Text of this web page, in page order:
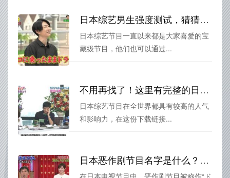
日本综艺男生强度测试，猜猜看谁能用10秒钟背出最多歌词
日本综艺节目一直以来都是大家喜爱的宝
藏级节目，他们也可以通过...
不用再找了！这里有完整的日本综艺节目下载链接大全
日本综艺节目在全世界都具有较高的人气
和影响力，在这份下载链接...
日本恶作剧节目名字是什么？这里是最全面的解说和揭秘